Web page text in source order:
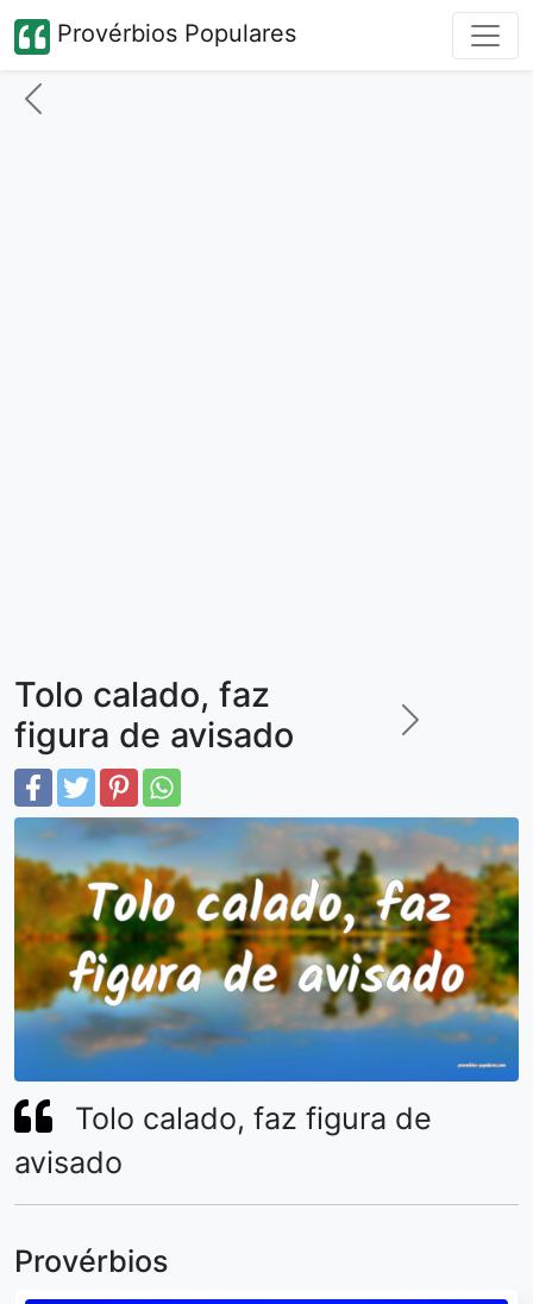
Provérbios Populares
Tolo calado, faz
figura de avisado
Tolo calado, faz figura de
avisado
Provérbios